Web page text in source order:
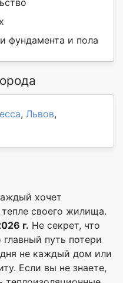
фундамента и пола
, Львов,
хочет
своего жилища.
г. Не секрет, что
путь потери
не каждый дом или
Если вы не знаете,